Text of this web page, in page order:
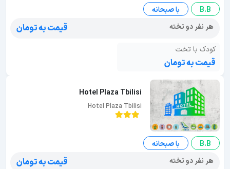
B.B
با صبحانه
هر نفر دو تخته
قیمت به تومان
کودک با تخت
قیمت به تومان
Hotel Plaza Tbilisi
Hotel Plaza Tbilisi
B.B
با صبحانه
هر نفر دو تخته
قیمت به تومان